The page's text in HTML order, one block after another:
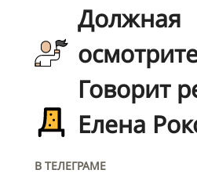
Должная
Говорит
Елена
В ТЕЛЕГРАМЕ